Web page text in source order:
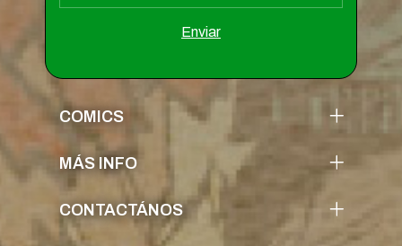
COMICS
MÁS INFO
CONTACTÁNOS